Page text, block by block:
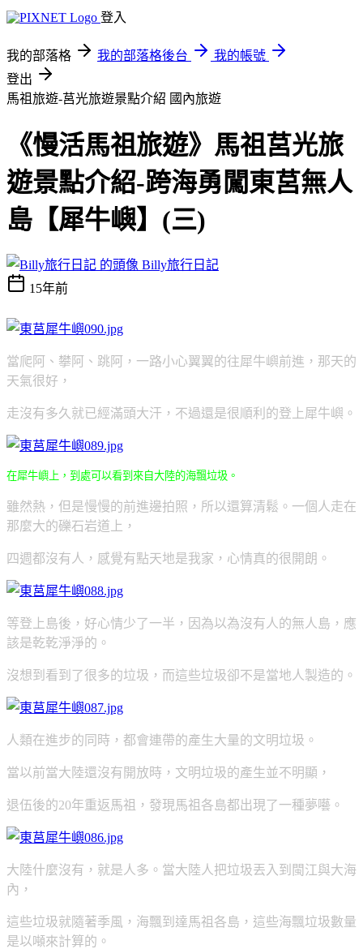
登入
我的部落格 我的部落格後台
我的帳號
登出
馬祖旅遊-莒光旅遊景點介紹 國內旅遊
《慢活馬祖旅遊》馬祖莒光旅
遊景點介紹-跨海勇闖東莒無人
島【犀牛嶼】(三)
Billy旅行日記
15年前
當爬阿、攀阿、跳阿，一路小心翼翼的往犀牛嶼前進，那天的
天氣很好，
走沒有多久就已經滿頭大汗，不過還是很順利的登上犀牛嶼。
在犀牛嶼上，到處可以看到來自大陸的海飄垃圾。
雖然熱，但是慢慢的前進邊拍照，所以還算清鬆。一個人走在
那麼大的礫石岩道上，
四週都沒有人，感覺有點天地是我家，心情真的很開朗。
等登上島後，好心情少了一半，因為以為沒有人的無人島，應
該是乾乾淨淨的。
沒想到看到了很多的垃圾，而這些垃圾卻不是當地人製造的。
人類在進步的同時，都會連帶的產生大量的文明垃圾。
當以前當大陸還沒有開放時，文明垃圾的產生並不明顯，
退伍後的20年重返馬祖，發現馬祖各島都出現了一種夢囈。
大陸什麼沒有，就是人多。當大陸人把垃圾丟入到閩江與大海
內，
這些垃圾就隨著季風，海飄到達馬祖各島，這些海飄垃圾數量
是以噸來計算的。